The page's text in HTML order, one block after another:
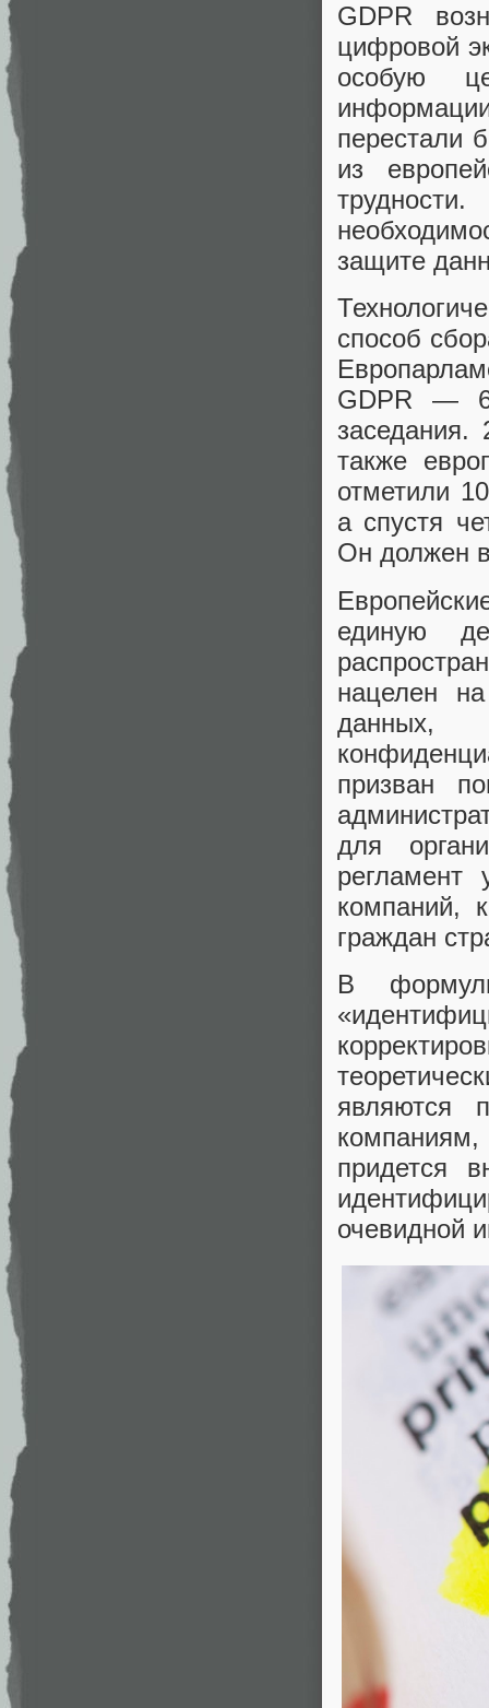
GDPR
цифровой
особую
перестали
из
защите
способ
GDPR —
также
отметили
а спустя
Он должен
единую
нацелен
данных,
призван
для
регламент
компаний,
граждан
В
являются
придется
очевидной